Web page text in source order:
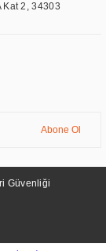
Kat 2, 34303
Abone Ol
Güvenliği